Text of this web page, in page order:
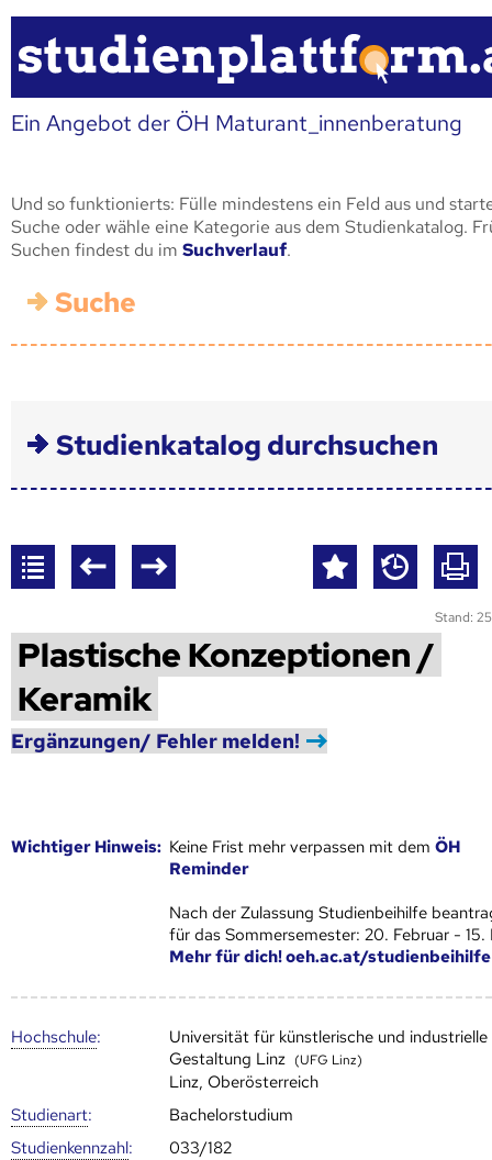
Ein Angebot der ÖH Maturant_innenberatung
Und so funktionierts: Fülle mindestens ein Feld aus und
Suche oder wähle eine Kategorie aus dem Studienkatalog.
Suchen findest du im Suchverlauf.
Suche
Studienkatalog durchsuchen
Stand:
Plastische Konzeptionen /
Keramik
Ergänzungen/ Fehler melden!
Wich­ti­ger Hin­weis: Keine Frist mehr verpassen mit demÖH
Reminder
Nach der Zulassung Studienbeihilfe
für das Sommersemester: 20. Februar - 15.
Mehr für dich! oeh.ac.at/studienbeihilfe
Hoch­schule:
Universität für künstlerische und industrielle
Gestaltung Linz (UFG Linz)
Linz, Oberösterreich
Studienart:
Bachelorstudium
Studien­kenn­zahl:
033/182